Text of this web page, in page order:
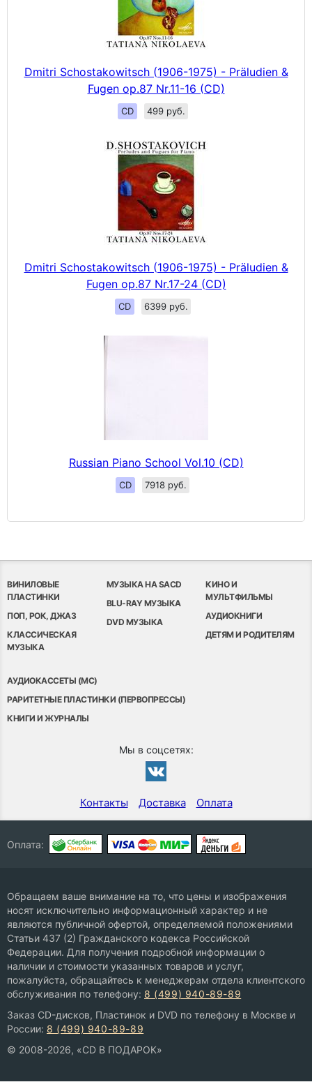
Dmitri Schostakowitsch (1906-1975) - Präludien &
Fugen op.87 Nr.11-16 (CD)
CD 499 руб.
Dmitri Schostakowitsch (1906-1975) - Präludien &
Fugen op.87 Nr.17-24 (CD)
CD 6399 руб.
Russian Piano School Vol.10 (CD)
CD 7918 руб.
ВИНИЛОВЫЕ
ПЛАСТИНКИ
ПОП, РОК, ДЖАЗ
КЛАССИЧЕСКАЯ
МУЗЫКА
МУЗЫКА НА SACD
BLU-RAY МУЗЫКА
DVD МУЗЫКА
КИНО И
МУЛЬТФИЛЬМЫ
АУДИОКНИГИ
ДЕТЯМ И РОДИТЕЛЯМ
АУДИОКАССЕТЫ (MC)
РАРИТЕТНЫЕ ПЛАСТИНКИ (ПЕРВОПРЕССЫ)
КНИГИ И ЖУРНАЛЫ
Мы в соцсетях:
Контакты Доставка Оплата
Оплата:
Обращаем ваше внимание на то, что цены и изображения
носят исключительно информационный характер и не
являются публичной офертой, определяемой положениями
Статьи 437 (2) Гражданского кодекса Российской
Федерации. Для получения подробной информации о
наличии и стоимости указанных товаров и услуг,
пожалуйста, обращайтесь к менеджерам отдела клиентского
обслуживания по телефону: 8 (499) 940-89-89
Заказ CD-дисков, Пластинок и DVD по телефону в Москве и
России: 8 (499) 940-89-89
© 2008-2026, «CD В ПОДАРОК»